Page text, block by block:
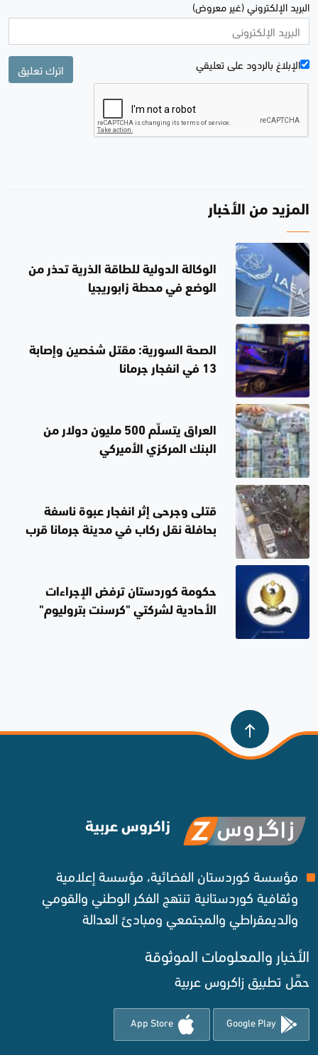
البريد الإلكتروني (غير معروض)
الإبلاغ بالردود علی تعليقي اترك تعليق
المزيد من الأخبار
الوكالة الدولية للطاقة الذرية تحذر من
الوضع في محطة زابوريجيا
الصحة السورية: مقتل شخصين وإصابة
13 في انفجار جرمانا
العراق يتسلّم 500 مليون دولار من
البنك المركزي الأميركي
قتلى وجرحى إثر انفجار عبوة ناسفة
بحافلة نقل ركاب في مدينة جرمانا قرب
حكومة كوردستان ترفض الإجراءات
الأحادية لشركتي "كرسنت بتروليوم"
زاكروس عربية
مؤسسة كوردستان الفضائية، مؤسسة إعلامية
وثقافية كوردستانية تنتهج الفكر الوطني والقومي
والديمقراطي والمجتمعي ومبادئ العدالة ‌
الأخبار والمعلومات الموثوقة‌
حمِّل تطبيق زاكروس عربية
Google Play
App Store